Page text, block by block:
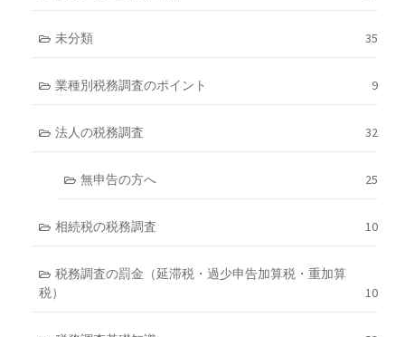
未分類 35
業種別税務調査のポイント 9
法人の税務調査 32
無申告の方へ 25
相続税の税務調査 10
税務調査の罰金（延滞税・過少申告加算税・重加算
税）
10